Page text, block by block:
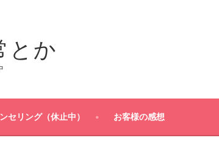
とか
セリング（休止中） お客様の感想